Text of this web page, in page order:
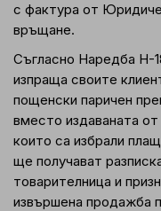
с фактура от
връщане.
Съгласно Наредба Н-
изпраща своите
пощенски паричен
вместо издаваната
които са избрали
ще получават
товарителница и
извършена продажба